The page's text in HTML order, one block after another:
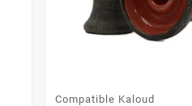
Compatible Kaloud